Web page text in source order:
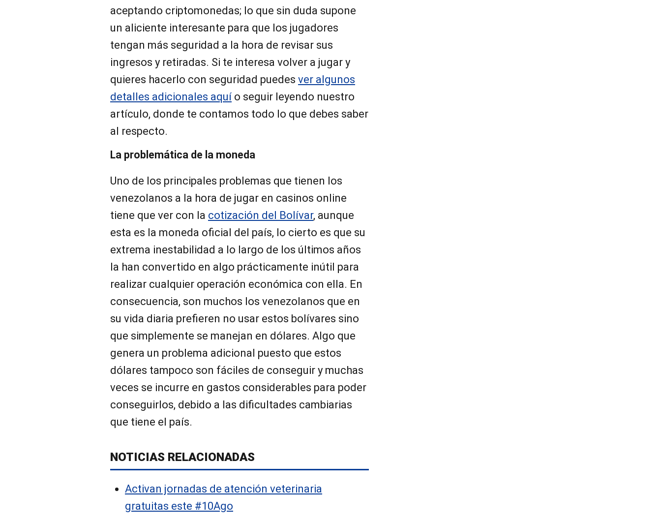
aceptando criptomonedas; lo que sin duda supone
un aliciente interesante para que los jugadores
tengan más seguridad a la hora de revisar sus
ingresos y retiradas. Si te interesa volver a jugar y
quieres hacerlo con seguridad puedes ver algunos
detalles adicionales aquí o seguir leyendo nuestro
artículo, donde te contamos todo lo que debes saber
al respecto.
La problemática de la moneda
Uno de los principales problemas que tienen los
venezolanos a la hora de jugar en casinos online
tiene que ver con la cotización del Bolívar, aunque
esta es la moneda oficial del país, lo cierto es que su
extrema inestabilidad a lo largo de los últimos años
la han convertido en algo prácticamente inútil para
realizar cualquier operación económica con ella. En
consecuencia, son muchos los venezolanos que en
su vida diaria prefieren no usar estos bolívares sino
que simplemente se manejan en dólares. Algo que
genera un problema adicional puesto que estos
dólares tampoco son fáciles de conseguir y muchas
veces se incurre en gastos considerables para poder
conseguirlos, debido a las dificultades cambiarias
que tiene el país.
NOTICIAS RELACIONADAS
Activan jornadas de atención veterinaria
gratuitas este #10Ago